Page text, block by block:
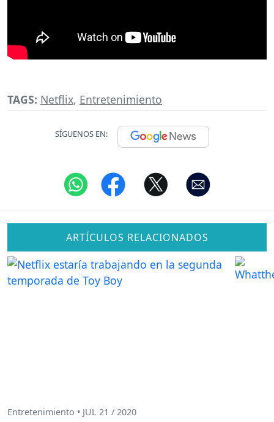
TAGS: Netflix, Entretenimiento
SÍGUENOS EN:
ARTÍCULOS RELACIONADOS
Entretenimiento • JUL 21 / 2020